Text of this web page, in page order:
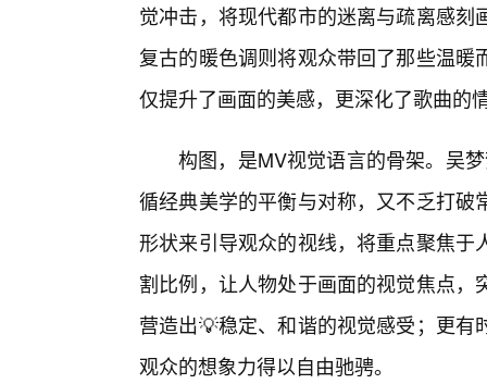
觉冲击，将现代都市的迷离与疏离感
复古的暖色调则将观众带回了那些温
仅提升了画面的美感，更深化了歌曲的
构图，是MV视觉语言的骨架。吴
循经典美学的平衡与对称，又不乏打
形状来引导观众的视线，将重点聚焦
割比例，让人物处于画面的视觉焦点
营造出💡稳定、和谐的视觉感受；更
观众的想象力得以自由驰骋。